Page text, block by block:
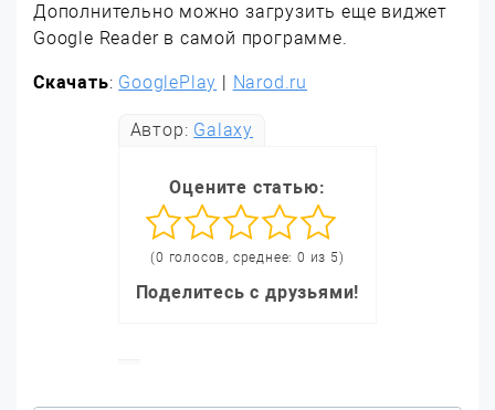
Дополнительно можно загрузить еще виджет
Google Reader в самой программе.
Скачать: GooglePlay | Narod.ru
Автор: Galaxy
Оцените статью:
(0 голосов, среднее: 0 из 5)
Поделитесь с друзьями!